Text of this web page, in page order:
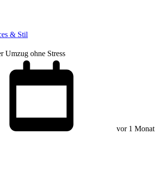
& Stil
Umzug ohne Stress
vor 1 Monat